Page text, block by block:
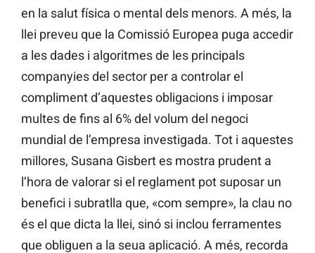
en la salut física o mental dels menors. A més, la
llei preveu que la Comissió Europea puga accedir
a les dades i algoritmes de les principals
companyies del sector per a controlar el
compliment d’aquestes obligacions i imposar
multes de fins al 6% del volum del negoci
mundial de l’empresa investigada. Tot i aquestes
millores, Susana Gisbert es mostra prudent a
l’hora de valorar si el reglament pot suposar un
benefici i subratlla que, «com sempre», la clau no
és el que dicta la llei, sinó si inclou ferramentes
que obliguen a la seua aplicació. A més, recorda